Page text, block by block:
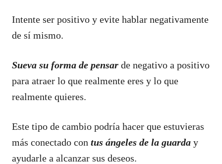
Intente ser positivo y evite hablar negativamente
de sí mismo.
Sueva su forma de pensar de negativo a positivo
para atraer lo que realmente eres y lo que
realmente quieres.
Este tipo de cambio podría hacer que estuvieras
más conectado con tus ángeles de la guarda y
ayudarle a alcanzar sus deseos.